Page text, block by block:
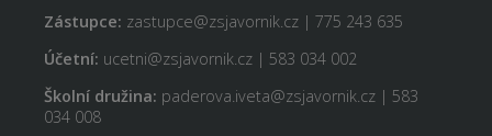
Zástupce: zastupce@zsjavornik.cz | 775 243 635
Účetní: ucetni@zsjavornik.cz | 583 034 002
Školní družina: paderova.iveta@zsjavornik.cz | 583
034 008